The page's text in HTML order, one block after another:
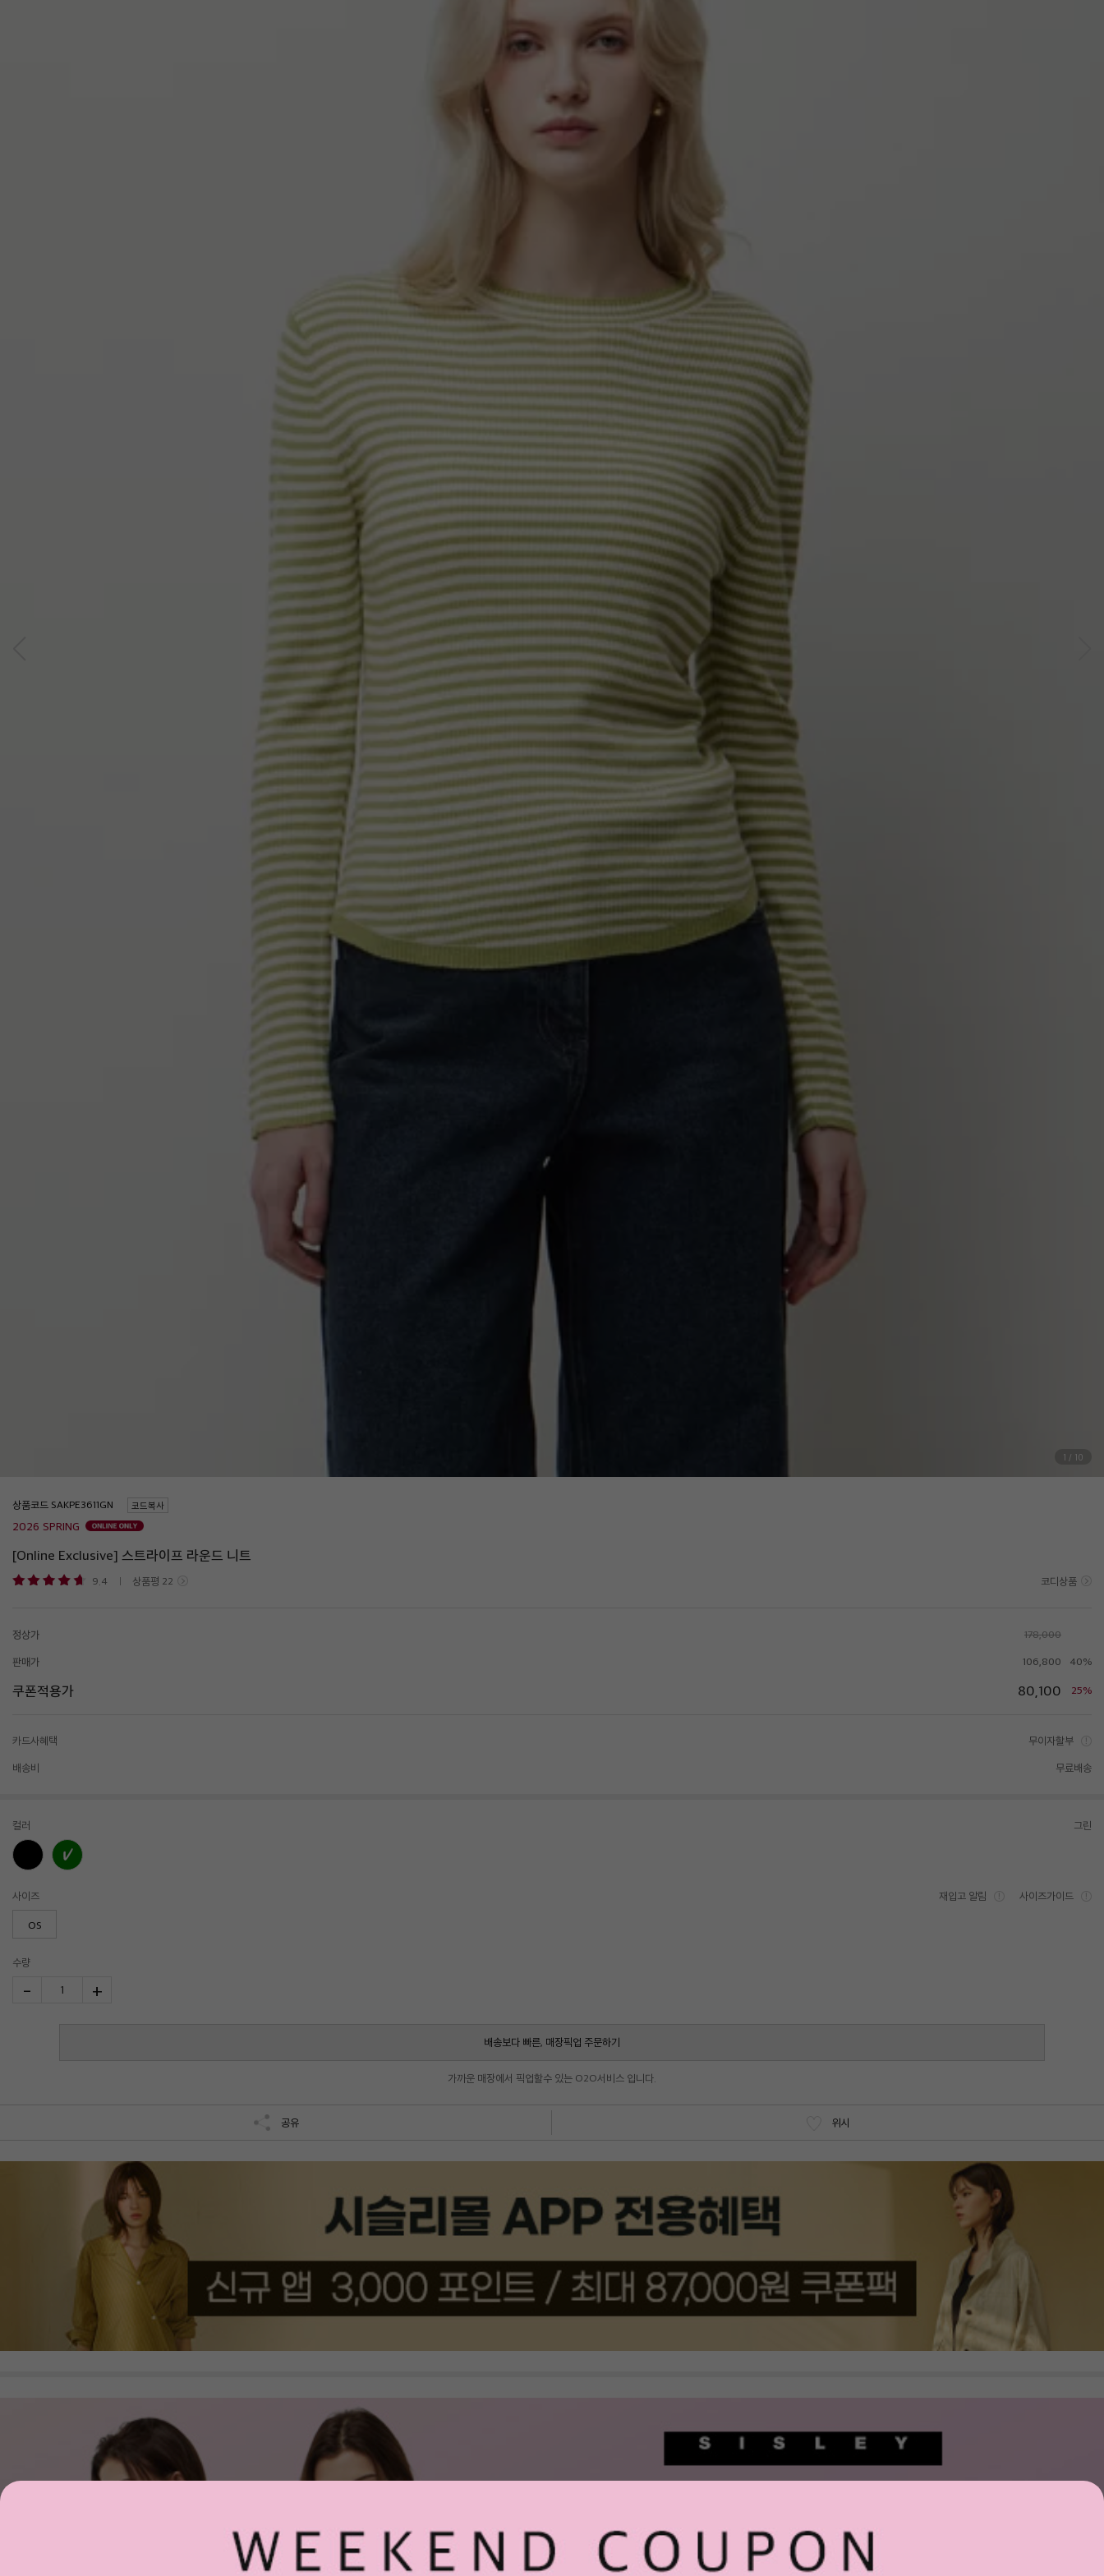
1 / 10
상품코드 코드복사
2026 SPRING
[Online Exclusive] 스트라이프 라운드 니트
9.4 상품평 22 코디상품
정상가 178,000
판매가 106,800 40%
쿠폰적용가 80,100 25%
카드사혜택 무이자할부
배송비 무료배송
컬러 그린
사이즈 재입고 알림 사이즈가이드
OS
수량
- 1 +
배송보다 빠른, 매장픽업 주문하기
가까운 매장에서 픽업할수 있는 O2O서비스 입니다.
공유 위시